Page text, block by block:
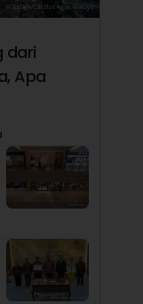
dari
Apa